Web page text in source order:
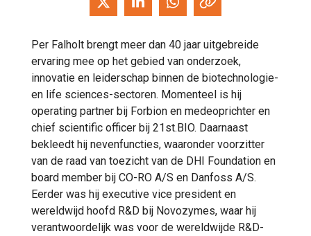
Per Falholt brengt meer dan 40 jaar uitgebreide
ervaring mee op het gebied van onderzoek,
innovatie en leiderschap binnen de biotechnologie-
en life sciences-sectoren. Momenteel is hij
operating partner bij Forbion en medeoprichter en
chief scientific officer bij 21st.BIO. Daarnaast
bekleedt hij nevenfuncties, waaronder voorzitter
van de raad van toezicht van de DHI Foundation en
board member bij CO-RO A/S en Danfoss A/S.
Eerder was hij executive vice president en
wereldwijd hoofd R&D bij Novozymes, waar hij
verantwoordelijk was voor de wereldwijde R&D-